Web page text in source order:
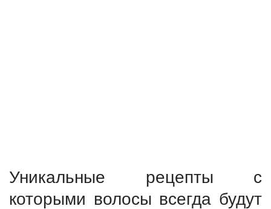
Уникальные рецепты с
которыми волосы всегда будут